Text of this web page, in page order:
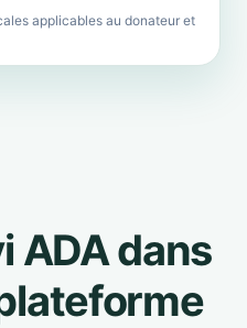
applicables au donateur et
ADA dans